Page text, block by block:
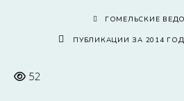
ГОМЕЛЬСКИЕ
ПУБЛИКАЦИИ ЗА 2014 ГОД
52